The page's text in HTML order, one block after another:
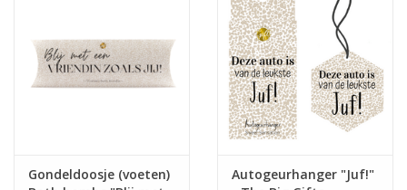
Gondeldoosje (voeten)
Autogeurhanger "Juf!"